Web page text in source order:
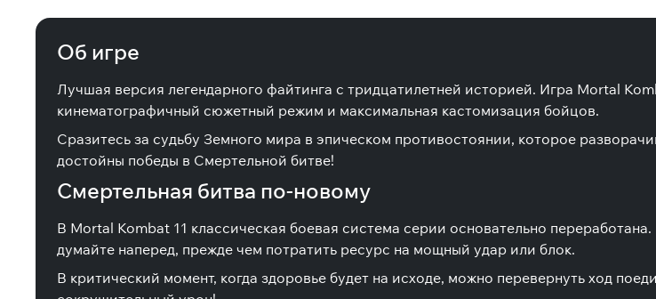
Об игре
Лучшая версия легендарного файтинга с тридцатилетней историей. Игра Mortal
кинематографичный сюжетный режим и максимальная кастомизация бойцов.
Сразитесь за судьбу Земного мира в эпическом противостоянии, которое
достойны победы в Смертельной битве!
Смертельная битва по-новому
В Mortal Kombat 11 классическая боевая система серии основательно
думайте наперед, прежде чем потратить ресурс на мощный удар или блок.
В критический момент, когда здоровье будет на исходе, можно перевернуть ход